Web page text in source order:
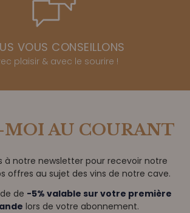
VOUS CONSEILLONS
plaisir & avec le sourire !
AU COURANT
à notre newsletter pour recevoir notre
offres au sujet des vins de notre cave.
de -5% valable sur votre première
lors de votre abonnement.